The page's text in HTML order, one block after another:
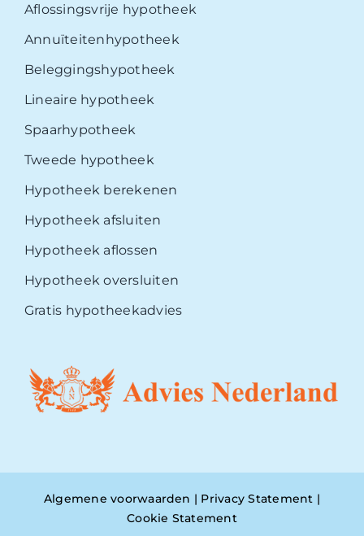
Aflossingsvrije hypotheek
Annuïteitenhypotheek
Beleggingshypotheek
Lineaire hypotheek
Spaarhypotheek
Tweede hypotheek
Hypotheek berekenen
Hypotheek afsluiten
Hypotheek aflossen
Hypotheek oversluiten
Gratis hypotheekadvies
Algemene voorwaarden | Privacy Statement |
Cookie Statement